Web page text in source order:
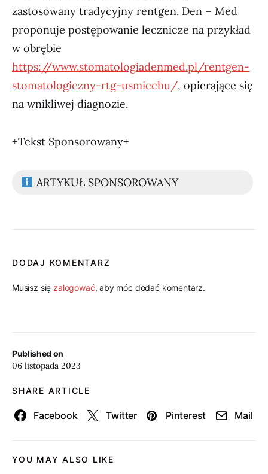
Published on
06 listopada 2023
SHARE ARTICLE
Facebook Twitter Pinterest Mail
zastosowany tradycyjny rentgen. Den – Med
proponuje postępowanie lecznicze na przykład
w obrębie
https://www.stomatologiadenmed.pl/rentgen-
stomatologiczny-rtg-usmiechu/, opierające się
na wnikliwej diagnozie.
+Tekst Sponsorowany+
ARTYKUŁ SPONSOROWANY
DODAJ KOMENTARZ
Musisz się zalogować, aby móc dodać komentarz.
YOU MAY ALSO LIKE